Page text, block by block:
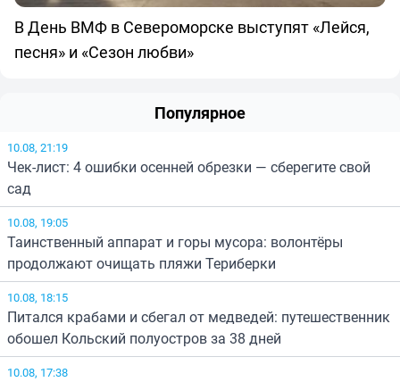
В День ВМФ в Североморске выступят «Лейся,
песня» и «Сезон любви»
Популярное
10.08, 21:19
Чек-лист: 4 ошибки осенней обрезки — сберегите свой
сад
10.08, 19:05
Таинственный аппарат и горы мусора: волонтёры
продолжают очищать пляжи Териберки
10.08, 18:15
Питался крабами и сбегал от медведей: путешественник
обошел Кольский полуостров за 38 дней
10.08, 17:38